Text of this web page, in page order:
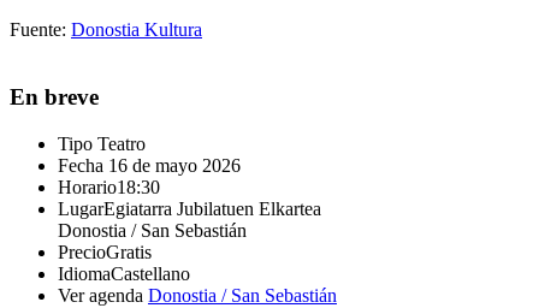
Fuente: Donostia Kultura
En breve
Tipo Teatro
Fecha 16 de mayo 2026
Horario18:30
LugarEgiatarra Jubilatuen Elkartea
Donostia / San Sebastián
PrecioGratis
IdiomaCastellano
Ver agenda Donostia / San Sebastián